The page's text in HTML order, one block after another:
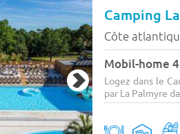
Camping
Côte
Mobil-home
Logez dans le
par La Palmyre